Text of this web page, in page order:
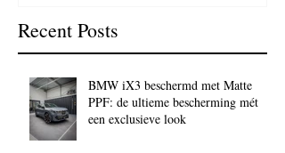
Recent Posts
BMW iX3 beschermd met Matte
PPF: de ultieme bescherming mét
een exclusieve look